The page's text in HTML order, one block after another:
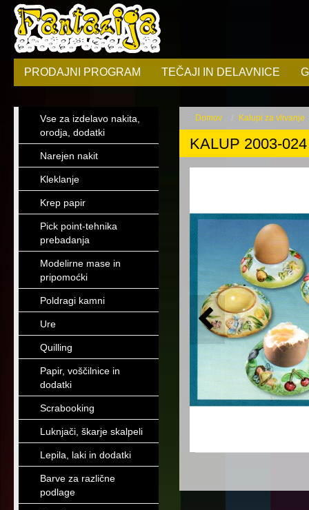
PRODAJNI PROGRAM TEČAJI IN DELAVNICE
Vse za izdelavo nakita,
orodja, dodatki
Narejen nakit
Kleklanje
Krep papir
Pick point-tehnika
prebadanja
Modelirne mase in
pripomoćki
Poldragi kamni
Ure
Quilling
Papir, voščilnice in
dodatki
Scrabooking
Luknjači, škarje skalpeli
Lepila, laki in dodatki
Barve za različne
podlage
Domov Kalupi za vlivanje
KALUP 2003-